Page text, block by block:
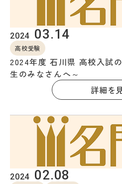
リソー教育グループについて
名門会 公
ト」
資料請求・
2024 03.14
高校受験
2024年度 石川県 高校入試
生のみなさんへ～
詳細を
2024 02.08